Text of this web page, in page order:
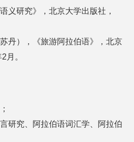
义研究》，北京大学出版社，
丹），《旅游阿拉伯语》，北京
月。
研究、阿拉伯语词汇学、阿拉伯